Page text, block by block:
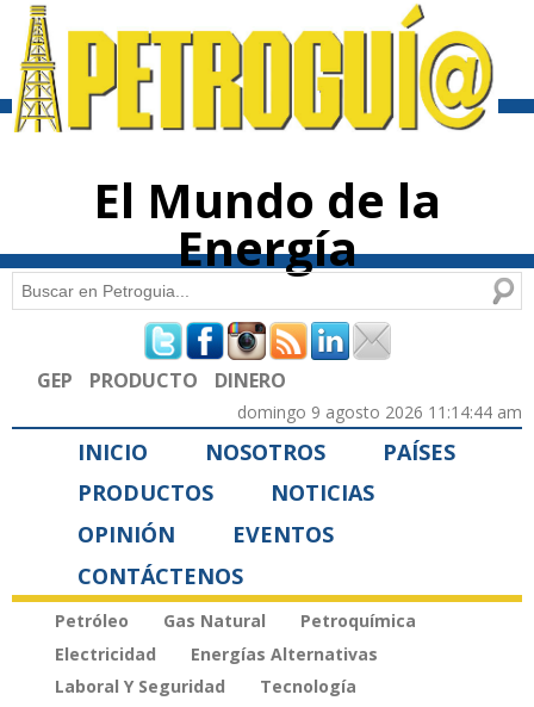
contenido
El Mundo de la
Energía
Formulario de búsqueda
Buscar
GEP PRODUCTO DINERO
domingo 9 agosto 2026 11:14:44 am
INICIO NOSOTROS
PAÍSES
PRODUCTOS
NOTICIAS
OPINIÓN
EVENTOS
CONTÁCTENOS
Petróleo Gas Natural
Petroquímica
Electricidad
Energías Alternativas
Laboral Y Seguridad
Tecnología